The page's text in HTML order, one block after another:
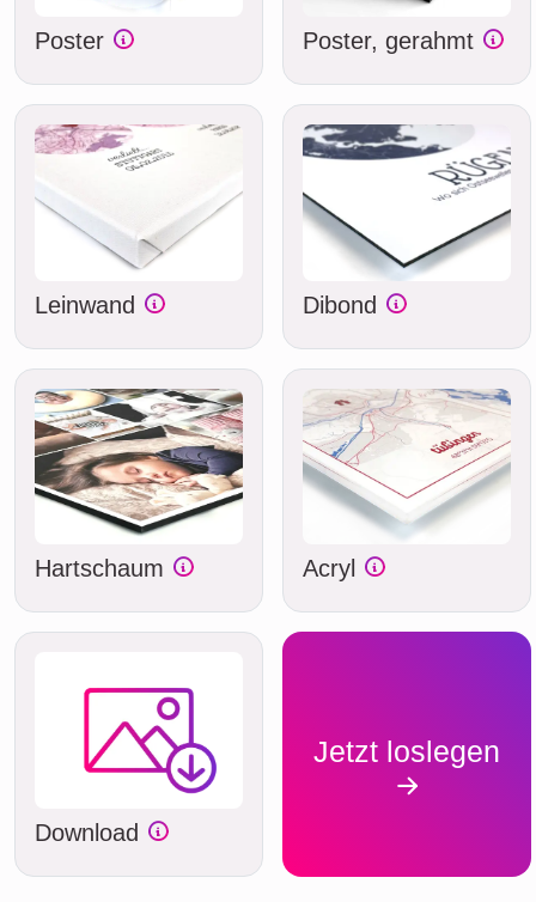
Poster Poster, gerahmt
Leinwand Dibond
Hartschaum Acryl
Download
Jetzt loslegen